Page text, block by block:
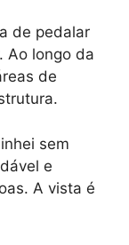
de pedalar
Ao longo da
de
sem
e
A vista é